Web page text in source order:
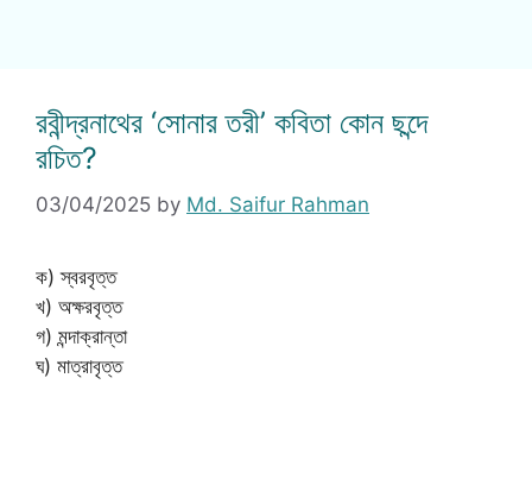
রবীন্দ্রনাথের ‘সোনার তরী’ কবিতা কোন ছন্দে
রচিত?
03/04/2025 by Md. Saifur Rahman
ক) স্বরবৃত্ত
খ) অক্ষরবৃত্ত
গ) মন্দাক্রান্তা
ঘ) মাত্রাবৃত্ত